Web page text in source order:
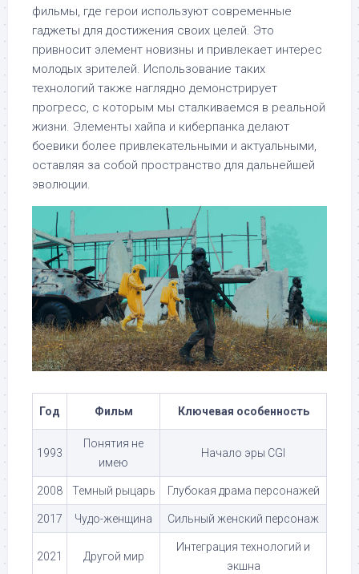
фильмы, где герои используют современные
гаджеты для достижения своих целей. Это
привносит элемент новизны и привлекает интерес
молодых зрителей. Использование таких
технологий также наглядно демонстрирует
прогресс, с которым мы сталкиваемся в реальной
жизни. Элементы хайпа и киберпанка делают
боевики более привлекательными и актуальными,
оставляя за собой пространство для дальнейшей
эволюции.
Год Фильм Ключевая особенность
1993
Понятия не
имею
Начало эры CGI
2008 Темный рыцарь Глубокая драма персонажей
2017 Чудо-женщина Сильный женский персонаж
2021 Другой мир
Интеграция технологий и
экшна